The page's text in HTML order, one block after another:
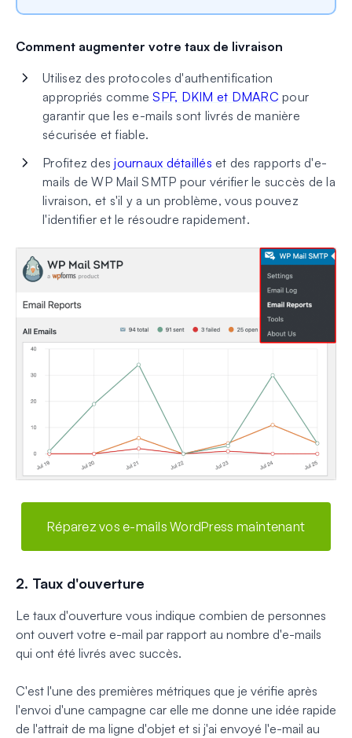
Comment augmenter votre taux de livraison
Utilisez des protocoles d'authentification
appropriés commeSPF, DKIM et DMARC pour
garantir que les e-mails sont livrés de manière
sécurisée et fiable.
Profitez desjournaux détaillés et des rapports d'e-
mails de WP Mail SMTP pour vérifier le succès de la
livraison, et s'il y a un problème, vous pouvez
l'identifier et le résoudre rapidement.
Réparez vos e-mails WordPress maintenant
2. Taux d'ouverture
Le taux d'ouverture vous indique combien de personnes
ont ouvert votre e-mail par rapport au nombre d'e-mails
qui ont été livrés avec succès.
C'est l'une des premières métriques que je vérifie après
l'envoi d'une campagne car elle me donne une idée rapide
de l'attrait de ma ligne d'objet et si j'ai envoyé l'e-mail au